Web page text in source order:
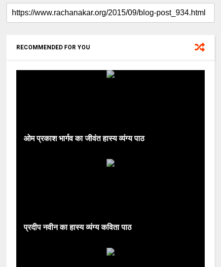
RECOMMENDED FOR YOU
ओम प्रकाश भार्गव का जीवंत हास्य व्यंग्य पाठ
प्रदीप नवीन का हास्य व्यंग्य कविता पाठ